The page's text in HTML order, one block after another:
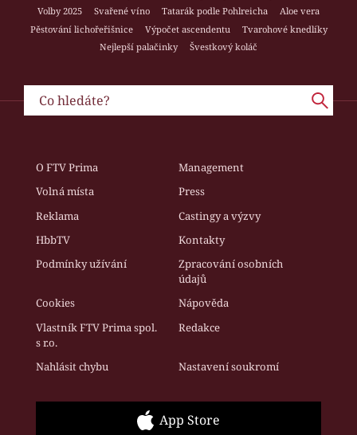
Volby 2025
Svařené víno Tatarák podle Pohlreicha
Aloe vera
Pěstování lichořeřišnice
Výpočet ascendentu
Tvarohové knedlíky
Nejlepší palačinky
Švestkový koláč
O FTV Prima
Management
Volná místa
Press
Reklama
Castingy a výzvy
HbbTV
Kontakty
Podmínky užívání
Zpracování osobních
údajů
Cookies
Nápověda
Vlastník FTV Prima spol.
s r.o.
Redakce
Nahlásit chybu Nastavení soukromí
App Store